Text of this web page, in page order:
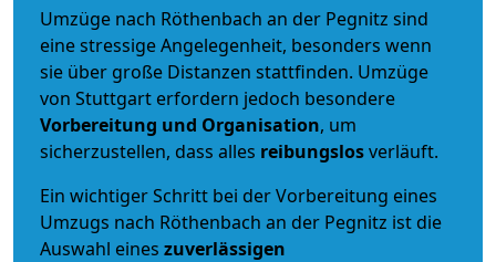
Umzüge nach Röthenbach an der Pegnitz sind
eine stressige Angelegenheit, besonders wenn
sie über große Distanzen stattfinden. Umzüge
von Stuttgart erfordern jedoch besondere
Vorbereitung und Organisation, um
sicherzustellen, dass alles reibungslosverläuft.
Ein wichtiger Schritt bei der Vorbereitung eines
Umzugs nach Röthenbach an der Pegnitz ist die
Auswahl eines zuverlässigen